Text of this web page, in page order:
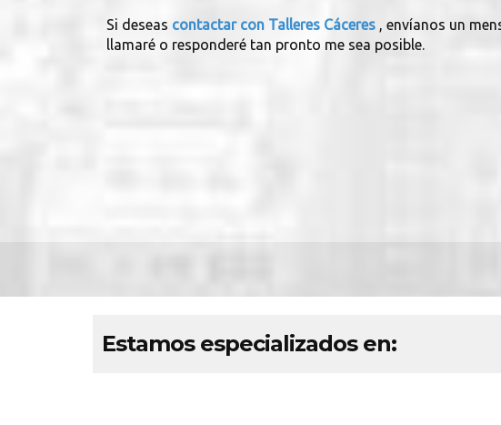
Si deseas contactar con Talleres Cáceres , envíanos un
llamaré o responderé tan pronto me sea posible.
Estamos especializados en: